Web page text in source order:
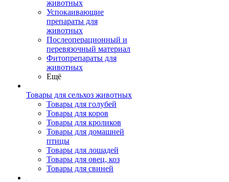
животных
Успокаивающие
препараты для
животных
Послеоперационный и
перевязочный материал
Фитопрепараты для
животных
Ещё
Товары для сельхоз животных
Товары для голубей
Товары для коров
Товары для кроликов
Товары для домашней
птицы
Товары для лошадей
Товары для овец, коз
Товары для свиней